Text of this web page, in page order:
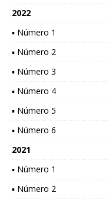
2022
▪ Número 1
▪ Número 2
▪ Número 3
▪ Número 4
▪ Número 5
▪ Número 6
2021
▪ Número 1
▪ Número 2